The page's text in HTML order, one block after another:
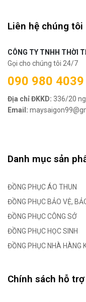
Liên hệ chúng tôi
CÔNG TY TNHH THỜI
Gọi cho chúng tôi 24/7
090 980 4039
Địa chỉ ĐKKD: 336/20
Email:
Danh mục sản
ĐỒNG PHỤC ÁO THUN
ĐỒNG PHỤC BẢO VỆ,
ĐỒNG PHỤC CÔNG SỞ
ĐỒNG PHỤC HỌC SINH
ĐỒNG PHỤC NHÀ HÀNG
Chính sách hỗ trợ